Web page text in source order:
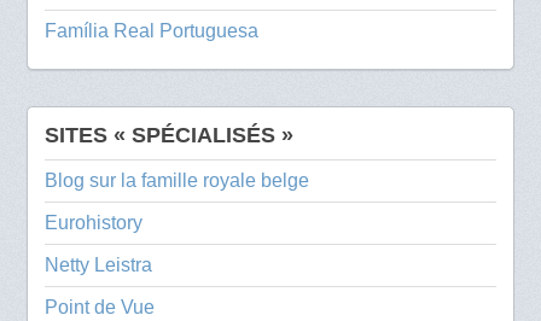
Família Real Portuguesa
SITES « SPÉCIALISÉS »
Blog sur la famille royale belge
Eurohistory
Netty Leistra
Point de Vue